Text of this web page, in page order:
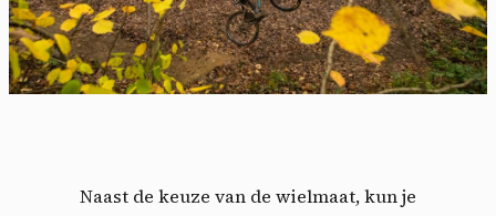
Naast de keuze van de wielmaat, kun je